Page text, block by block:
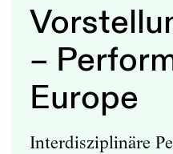
–
Europe
Interdisziplinäre